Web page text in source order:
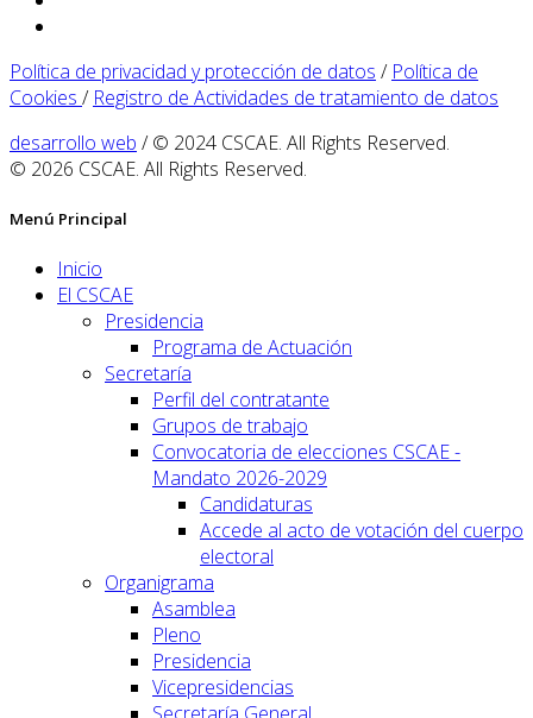
Política de privacidad y protección de datos / Política de
Cookies / Registro de Actividades de tratamiento de datos
desarrollo web / © 2024 CSCAE. All Rights Reserved.
© 2026 CSCAE. All Rights Reserved.
Menú Principal
Inicio
El CSCAE
Presidencia
Programa de Actuación
Secretaría
Perfil del contratante
Grupos de trabajo
Convocatoria de elecciones CSCAE -
Mandato 2026-2029
Candidaturas
Accede al acto de votación del cuerpo
electoral
Organigrama
Asamblea
Pleno
Presidencia
Vicepresidencias